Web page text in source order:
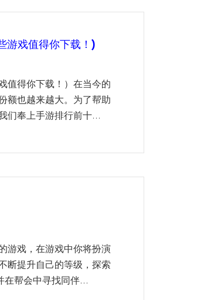
游戏值得你下载！)
值得你下载！）在当今的
额也越来越大。为了帮助
们奉上手游排行前十...
游戏，在游戏中你将扮演
断提升自己的等级，探索
在帮会中寻找同伴...